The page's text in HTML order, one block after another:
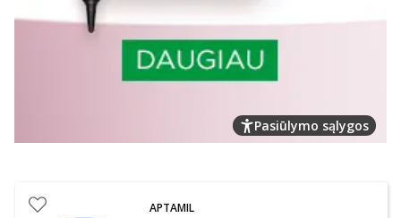
Pasiūlymo sąlygos
APTAMIL